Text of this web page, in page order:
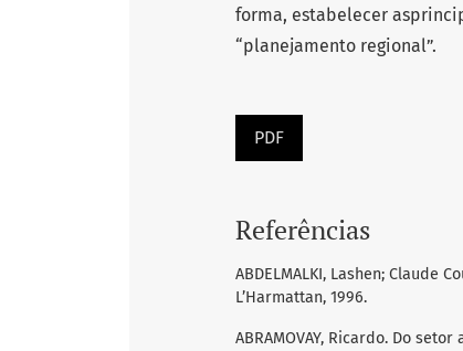
forma, estabelecer
“planejamento regional”.
PDF
Referências
ABDELMALKI, Lashen; Claude
L’Harmattan, 1996.
ABRAMOVAY, Ricardo. Do